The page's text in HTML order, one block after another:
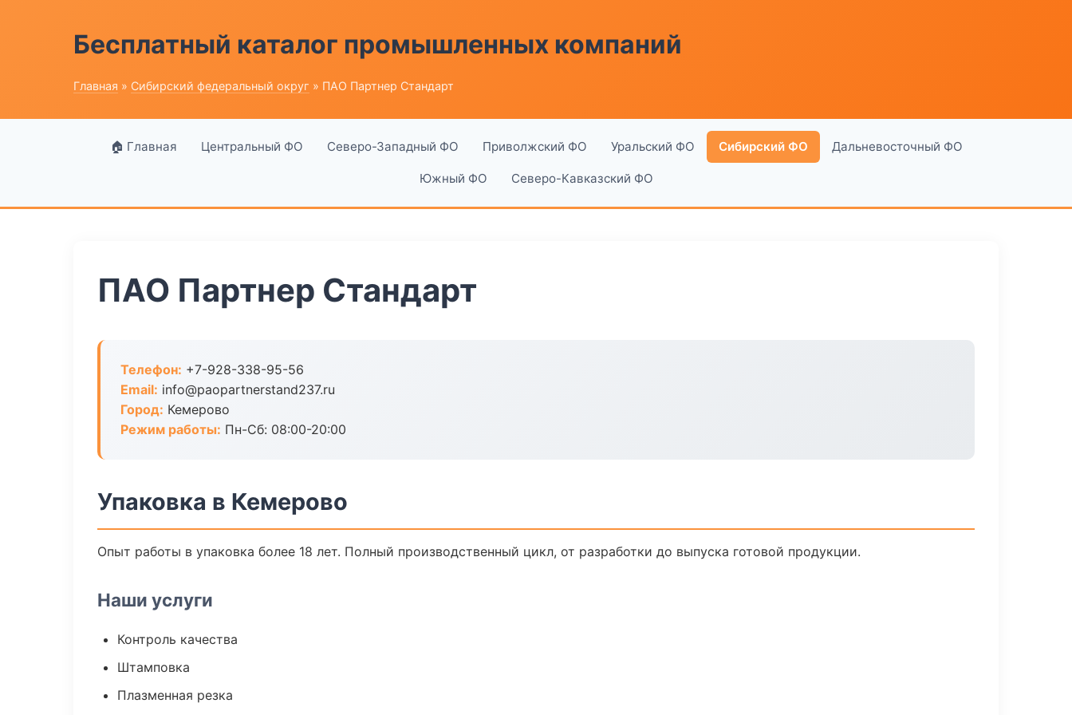
Бесплатный каталог промышленных компаний
Главная » Сибирский федеральный округ » ПАО Партнер Стандарт
🏠 Главная Центральный ФО Северо-Западный ФО Приволжский ФО Уральский ФО Сибирский ФО Дальневосточный ФО
Южный ФО Северо-Кавказский ФО
ПАО Партнер Стандарт
Телефон: +7-928-338-95-56
Email: info@paopartnerstand237.ru
Город: Кемерово
Режим работы: Пн-Сб: 08:00-20:00
Упаковка в Кемерово
Опыт работы в упаковка более 18 лет. Полный производственный цикл, от разработки до выпуска готовой продукции.
Наши услуги
Контроль качества
Штамповка
Плазменная резка